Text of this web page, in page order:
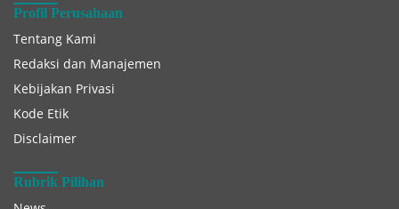
Profil Perusahaan
Tentang Kami
Redaksi dan Manajemen
Kebijakan Privasi
Kode Etik
Disclaimer
Rubrik Pilihan